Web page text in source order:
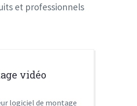
et professionnels
vidéo
logiciel de montage